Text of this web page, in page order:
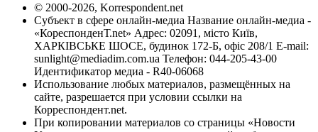
© 2000-2026, Korrespondent.net
Субъект в сфере онлайн-медиа Название онлайн-медиа -
«КореспонденТ.net» Адрес: 02091, місто Київ,
ХАРКІВСЬКЕ ШОСЕ, будинок 172-Б, офіс 208/1 E-mail:
sunlight@mediadim.com.ua Телефон: 044-205-43-00
Идентификатор медиа - R40-06068
Использование любых материалов, размещённых на
сайте, разрешается при условии ссылки на
Корреспондент.net.
При копировании материалов со страницы «Новости